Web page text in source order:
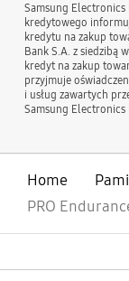
Samsung
kredytowego
kredytu na zakup
Bank S.A. z siedzibą
kredyt na zakup
przyjmuje
i usług zawartych
Samsung Electronics
Home
PRO